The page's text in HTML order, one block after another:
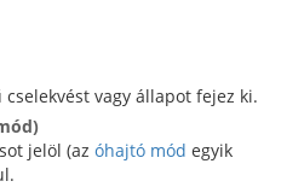
vagy állapot fejez ki.
jelöl (az óhajtó mód egyik